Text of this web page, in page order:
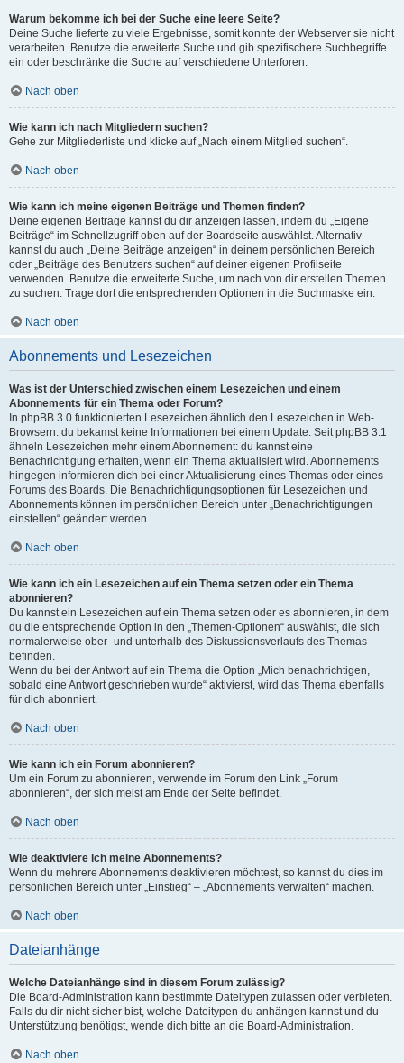
Warum bekomme ich bei der Suche eine leere Seite?
Deine Suche lieferte zu viele Ergebnisse, somit konnte der Webserver sie nicht
verarbeiten. Benutze die erweiterte Suche und gib spezifischere Suchbegriffe
ein oder beschränke die Suche auf verschiedene Unterforen.
Nach oben
Wie kann ich nach Mitgliedern suchen?
Gehe zur Mitgliederliste und klicke auf „Nach einem Mitglied suchen“.
Nach oben
Wie kann ich meine eigenen Beiträge und Themen finden?
Deine eigenen Beiträge kannst du dir anzeigen lassen, indem du „Eigene
Beiträge“ im Schnellzugriff oben auf der Boardseite auswählst. Alternativ
kannst du auch „Deine Beiträge anzeigen“ in deinem persönlichen Bereich
oder „Beiträge des Benutzers suchen“ auf deiner eigenen Profilseite
verwenden. Benutze die erweiterte Suche, um nach von dir erstellen Themen
zu suchen. Trage dort die entsprechenden Optionen in die Suchmaske ein.
Nach oben
Abonnements und Lesezeichen
Was ist der Unterschied zwischen einem Lesezeichen und einem
Abonnements für ein Thema oder Forum?
In phpBB 3.0 funktionierten Lesezeichen ähnlich den Lesezeichen in Web-
Browsern: du bekamst keine Informationen bei einem Update. Seit phpBB 3.1
ähneln Lesezeichen mehr einem Abonnement: du kannst eine
Benachrichtigung erhalten, wenn ein Thema aktualisiert wird. Abonnements
hingegen informieren dich bei einer Aktualisierung eines Themas oder eines
Forums des Boards. Die Benachrichtigungsoptionen für Lesezeichen und
Abonnements können im persönlichen Bereich unter „Benachrichtigungen
einstellen“ geändert werden.
Nach oben
Wie kann ich ein Lesezeichen auf ein Thema setzen oder ein Thema
abonnieren?
Du kannst ein Lesezeichen auf ein Thema setzen oder es abonnieren, in dem
du die entsprechende Option in den „Themen-Optionen“ auswählst, die sich
normalerweise ober- und unterhalb des Diskussionsverlaufs des Themas
befinden.
Wenn du bei der Antwort auf ein Thema die Option „Mich benachrichtigen,
sobald eine Antwort geschrieben wurde“ aktivierst, wird das Thema ebenfalls
für dich abonniert.
Nach oben
Wie kann ich ein Forum abonnieren?
Um ein Forum zu abonnieren, verwende im Forum den Link „Forum
abonnieren“, der sich meist am Ende der Seite befindet.
Nach oben
Wie deaktiviere ich meine Abonnements?
Wenn du mehrere Abonnements deaktivieren möchtest, so kannst du dies im
persönlichen Bereich unter „Einstieg“ – „Abonnements verwalten“ machen.
Nach oben
Dateianhänge
Welche Dateianhänge sind in diesem Forum zulässig?
Die Board-Administration kann bestimmte Dateitypen zulassen oder verbieten.
Falls du dir nicht sicher bist, welche Dateitypen du anhängen kannst und du
Unterstützung benötigst, wende dich bitte an die Board-Administration.
Nach oben